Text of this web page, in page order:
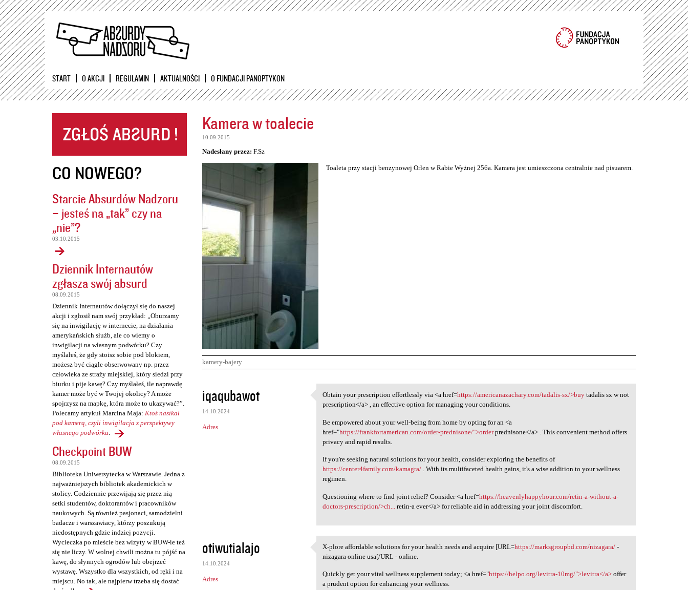
Przejdź
START O AKCJI REGULAMIN AKTUALNOŚCI O FUNDACJI PANOPTYKON
CO NOWEGO?
Starcie Absurdów Nadzoru
– jesteś na „tak” czy na
„nie”?
03.10.2015
Dziennik Internautów
zgłasza swój absurd
08.09.2015
Dziennik Internautów dołączył się do naszej
akcji i zgłosił nam swój przykład: „Oburzamy
się na inwigilację w internecie, na działania
amerykańskich służb, ale co wiemy o
inwigilacji na własnym podwórku? Czy
myślałeś, że gdy stoisz sobie pod blokiem,
możesz być ciągle obserwowany np. przez
człowieka ze straży miejskiej, który siedzi przy
biurku i pije kawę? Czy myślałeś, ile naprawdę
kamer może być w Twojej okolicy? A może
spojrzysz na mapkę, która może to ukazywać?”.
Polecamy artykuł Marcina Maja: Ktoś nasikał
pod kamerą, czyli inwigilacja z perspektywy
własnego podwórka.
Checkpoint BUW
08.09.2015
Biblioteka Uniwersytecka w Warszawie. Jedna z
najważniejszych bibliotek akademickich w
stolicy. Codziennie przewijają się przez nią
setki studentów, doktorantów i pracowników
naukowych. Są również pasjonaci, samodzielni
badacze i warszawiacy, którzy poszukują
niedostępnych gdzie indziej pozycji.
Wycieczka po mieście bez wizyty w BUW-ie też
się nie liczy. W wolnej chwili można tu pójść na
kawę, do słynnych ogrodów lub obejrzeć
wystawę. Wszystko dla wszystkich, od ręki i na
miejscu. No tak, ale najpierw trzeba się dostać
Kamera w toalecie
10.09.2015
Nadesłany przez: F.Sz
Toaleta przy stacji benzynowej Orlen w Rabie Wyżnej 256a. Kamera jest umieszczona centralnie nad pisuarem.
kamery-bajery
K
o
m
e
iqaqubawot
14.10.2024
Adres
Obtain your prescription
Obtain your prescription effortlessly via <a href=https://americanazachary.com/tadalis-sx/>buy tadalis sx w not
prescription</a> , an effective option for managing your conditions.
Be empowered about your well-being from home by opting for an <a
href="https://frankfortamerican.com/order-prednisone/">orderprednisone</a> . This convenient method offers
privacy and rapid results.
If you're seeking natural solutions for your health, consider exploring the benefits of
https://center4family.com/kamagra/ . With its multifaceted health gains, it's a wise addition to your wellness
regimen.
Questioning where to find joint relief? Consider <a href=https://heavenlyhappyhour.com/retin-a-without-a-
doctors-prescription/>ch... retin-a ever</a> for reliable aid in addressing your joint discomfort.
otiwutialajo
14.10.2024
Adres
X-plore affordable solutions
X-plore affordable solutions for your health needs and acquire [URL=https://marksgroupbd.com/nizagara/ -
nizagara online usa[/URL - online.
Quickly get your vital wellness supplement today; <a href="https://helpo.org/levitra-10mg/">levitra</a> offer
a prudent option for enhancing your wellness.